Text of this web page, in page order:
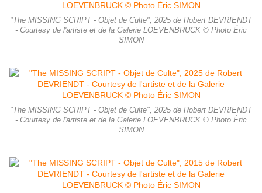
"The MISSING SCRIPT - Objet de Culte", 2025 de Robert DEVRIENDT
- Courtesy de l'artiste et de la Galerie LOEVENBRUCK © Photo Éric
SIMON
"The MISSING SCRIPT - Objet de Culte", 2025 de Robert DEVRIENDT
- Courtesy de l'artiste et de la Galerie LOEVENBRUCK © Photo Éric
SIMON